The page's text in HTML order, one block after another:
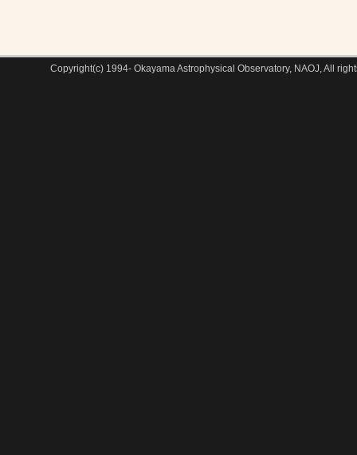
Copyright(c) 1994- Okayama Astrophysical Observatory, NAOJ, All